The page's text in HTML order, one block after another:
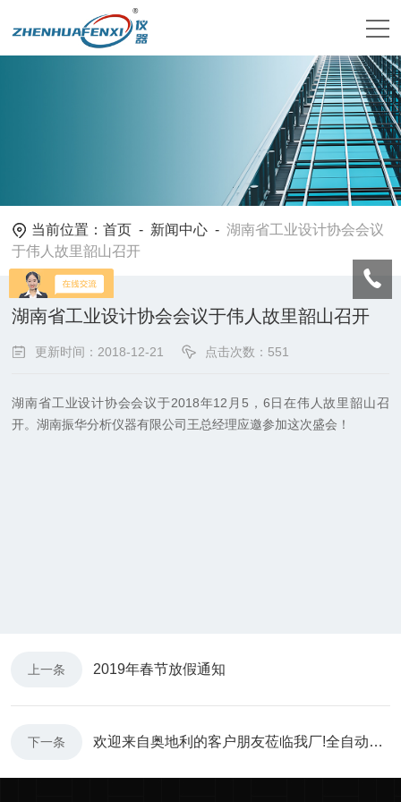
当前位置：首页 - 新闻中心 -湖南省工业设计协会会议
于伟人故里韶山召开
湖南省工业设计协会会议于伟人故里韶山召开
更新时间：2018-12-21 点击次数：551
湖南省工业设计协会会议于2018年12月5，6日在伟人故里韶山召
开。湖南振华分析仪器有限公司王总经理应邀参加这次盛会！
上一条 2019年春节放假通知
下一条 欢迎来自奥地利的客户朋友莅临我厂!全自动高温抗折试验机顺利完成验收!